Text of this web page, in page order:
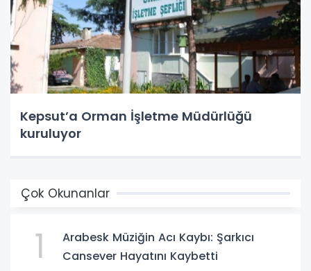
Kepsut’a Orman İşletme Müdürlüğü
kuruluyor
Çok Okunanlar
1
Arabesk Müziğin Acı Kaybı: Şarkıcı
Cansever Hayatını Kaybetti